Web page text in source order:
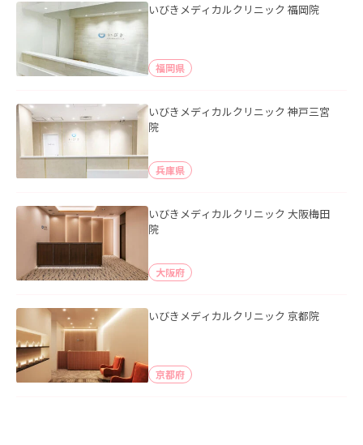
いびきメディカルクリニック 福岡院
福岡県
いびきメディカルクリニック 神戸三宮
院
兵庫県
いびきメディカルクリニック 大阪梅田
院
大阪府
いびきメディカルクリニック 京都院
京都府